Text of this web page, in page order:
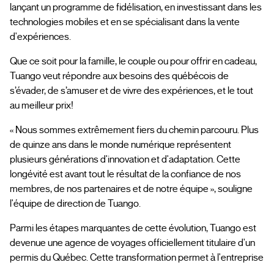
lançant un programme de fidélisation, en investissant dans les
technologies mobiles et en se spécialisant dans la vente
d'expériences.
Que ce soit pour la famille, le couple ou pour offrir en cadeau,
Tuango veut répondre aux besoins des québécois de
s’évader, de s’amuser et de vivre des expériences, et le tout
au meilleur prix!
« Nous sommes extrêmement fiers du chemin parcouru. Plus
de quinze ans dans le monde numérique représentent
plusieurs générations d'innovation et d'adaptation. Cette
longévité est avant tout le résultat de la confiance de nos
membres, de nos partenaires et de notre équipe », souligne
l'équipe de direction de Tuango.
Parmi les étapes marquantes de cette évolution, Tuango est
devenue une agence de voyages officiellement titulaire d'un
permis du Québec. Cette transformation permet à l'entreprise